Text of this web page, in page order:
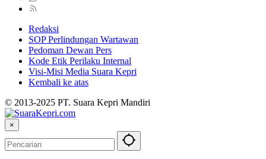
Redaksi
SOP Perlindungan Wartawan
Pedoman Dewan Pers
Kode Etik Perilaku Internal
Visi-Misi Media Suara Kepri
Kembali ke atas
© 2013-2025 PT. Suara Kepri Mandiri
×